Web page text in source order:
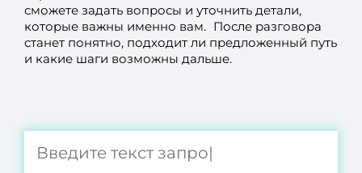
сможете задать вопросы и уточнить детали,
которые важны именно вам. После разговора
станет понятно, подходит ли предложенный путь
и какие шаги возможны дальше.